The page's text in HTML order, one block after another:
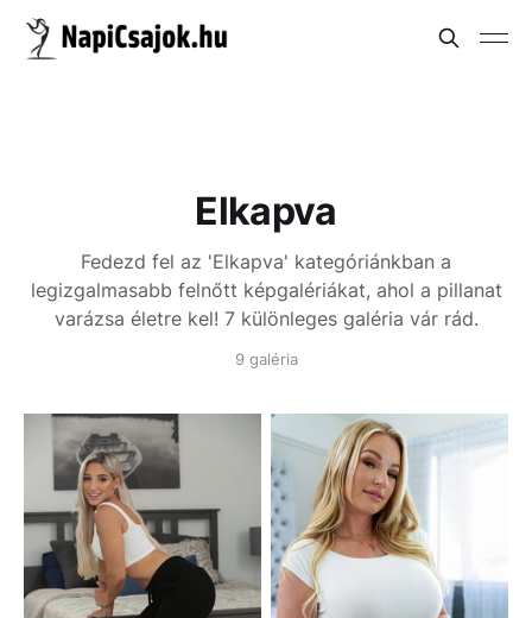
Elkapva
Fedezd fel az 'Elkapva' kategóriánkban a
legizgalmasabb felnőtt képgalériákat, ahol a pillanat
varázsa életre kel! 7 különleges galéria vár rád.
9 galéria